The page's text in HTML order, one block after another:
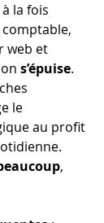
la fois
web et
s’épuise.
le
au profit
,